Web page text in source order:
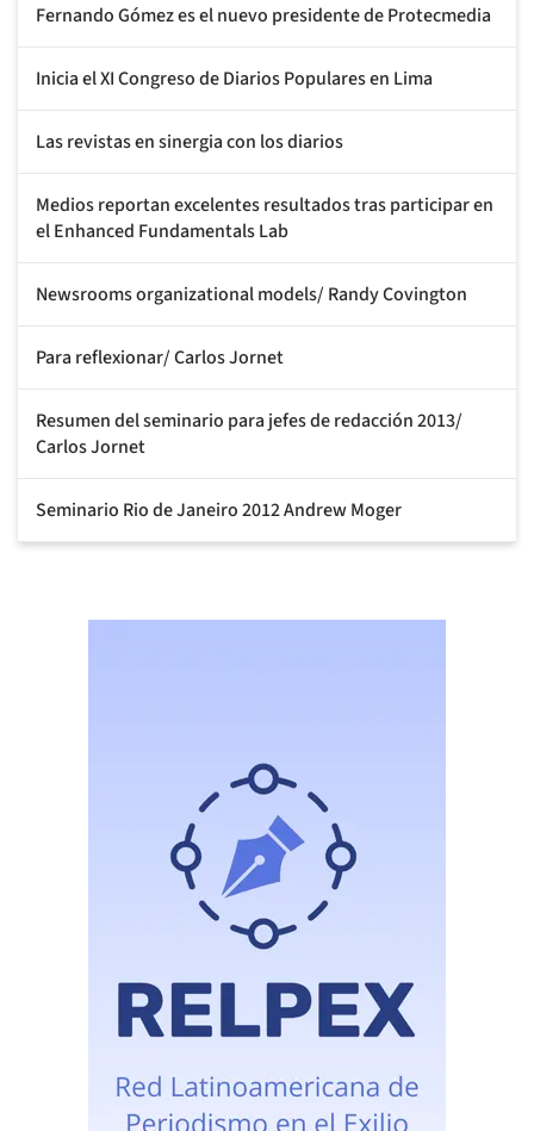
Fernando Gómez es el nuevo presidente de Protecmedia
Inicia el XI Congreso de Diarios Populares en Lima
Las revistas en sinergia con los diarios
Medios reportan excelentes resultados tras participar en
el Enhanced Fundamentals Lab
Newsrooms organizational models/ Randy Covington
Para reflexionar/ Carlos Jornet
Resumen del seminario para jefes de redacción 2013/
Carlos Jornet
Seminario Rio de Janeiro 2012 Andrew Moger